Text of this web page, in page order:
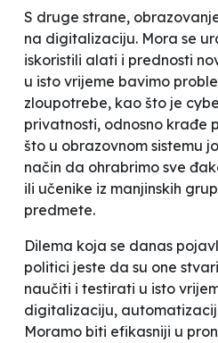
S druge strane,
na digitalizaciju. Mora se
iskoristili alati i prednosti
u isto vrijeme bavimo
zloupotrebe, kao što je
privatnosti, odnosno krađe
što u obrazovnom sistemu
način da ohrabrimo sve
ili učenike iz manjinskih
predmete.
Dilema koja se danas
politici jeste da su one
naučiti i testirati u isto
digitalizaciju,
Moramo biti efikasniji u